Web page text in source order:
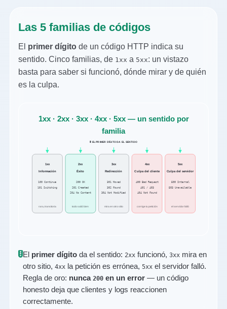
Las 5 familias de códigos
El primer dígito de un código HTTP indica su
sentido. Cinco familias, de 1xx a 5xx: un vistazo
basta para saber si funcionó, dónde mirar y de quién
es la culpa.
1xx · 2xx · 3xx · 4xx · 5xx — un sentido por
familia
🚦 EL PRIMER DÍGITO DA EL SENTIDO
1xx 2xx 3xx 4xx 5xx
Información Éxito Redirección Culpa del cliente Culpa del servidor
100 Continue
101 Switching
200 OK
201 Created
204 No Content
301 Moved
302 Found
304 Not Modified
400 Bad Request
401 / 403
404 Not Found
500 Internal
503 Unavailable
rara, transitoria todo salió bien mira en otro sitio corrige tu petición el servidor falló
El primer dígito da el sentido: 2xx funcionó,3xx mira en
otro sitio,4xx la petición es errónea,5xx el servidor falló.
Regla de oro: nunca200 en un error — un código
honesto deja que clientes y logs reaccionen
correctamente.